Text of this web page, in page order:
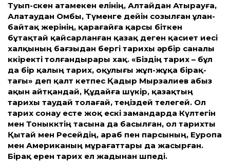
Туып-өскен атамекен елінің, Алтайдан Атырауға,
Алатаудан Омбы, Түменге дейін созылған ұлан-
байтақ жерінің, қарағайға қарсы біткен
бұтақтай қайсарланған қазақ деген қасиет иесі
халқының бағзыдан бергі тарихы әрбір саналы
көкіректі толғандырары хақ. «Біздің тарих – бұл
да бір қалың тарих, оқулығы жұп-жұқа бірақ-
тағы» деп қалт кетпес Қадыр Мырзалиев абыз
ақын айтқандай, Құдайға шүкір, қазақтың
тарихы таудай толағай, теңіздей телегей. Ол
тарих сонау есте жоқ ескі замандарда Күлтегін
мен Тоныкөктің тасына да басылған, ол тарихты
Қытай мен Ресейдің, араб пен парсының, Еуропа
мен Американың мұрағаттары да жасырған.
Бірақ ерен тарих ел жадынан өшпеді.